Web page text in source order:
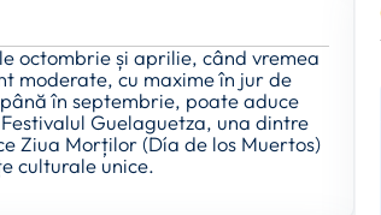
octombrie și aprilie, când vremea
moderate, cu maxime în jur de
în septembrie, poate aduce
Guelaguetza, una dintre
Ziua Morților (Día de los Muertos)
culturale unice.